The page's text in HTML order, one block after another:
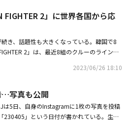
気投合して私も踊らなければならない状況
ので、早朝からLip Jを呼んで準備してい
韓国チームのケミストリーを10点満点だと
。実際に辛い部分もあったが、表に出さな
て頑張っている」と出演の感想を明かし
のチームはなかった。私たちは一丸となっ
は「かなり強い性格の持ち主たちが集
のか見守ってほしい」とし、Gabeeは「ご
』を輝かせる6クルーの活躍を見守
WOMAN FIGHTER」シーズン3、
」出演クルー「2023 MAMA」1日目
表としての心構えを語った。
いパフォーマンスで人気を博している。今
が参加して完成度を高めた。レジェンド
SISTAR19は、アメリカのUSA TODAY、EL
メディアからも好評を得た。「NO MORE
トルコ、マレーシアの世界9地域で1位を獲
ヒョリン＆ボラのユニットSISTAR19、ニ
ルに変身
・ドング、イ・ハンジュ、ソン・チェビ
なった世界、力だけが支配する無法地帯の
闘を描く作品で、Netflixで26日に配信され
ーズ」で新たなアクションを予告（総
ンターズ」メインポスター＆予告編を公開
FIGHTER 2」に世界各国から応
続き、話題性も大きくなっている。韓国で8
2」は、最近8組のクルーのラインナ
を迎えたオム・ジョンファは、自身のSNSを
ヨン（WOODZ）も自身のSNSを通じ、1M
動画のキャプチャーとともに「Redyちゃ
のメンバーであるRedyを応援した。(G)I-
2023/06/26 18:10
写真も公開
は5日、自身のInstagramに1枚の写真を投稿
230405」という日付が書かれている。生ま